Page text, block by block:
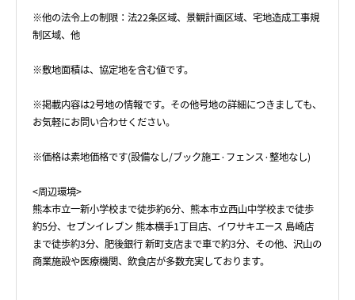
※他の法令上の制限：法22条区域、景観計画区域、宅地造成工事規
制区域、他
※敷地面積は、協定地を含む値です。
※掲載内容は2号地の情報です。その他号地の詳細につきましても、
お気軽にお問い合わせください。
※価格は素地価格です(設備なし/ブック施エ·フェンス·整地なし)
<周辺環境>
熊本市立一新小学校まで徒歩約6分、熊本市立西山中学校まで徒歩
約5分、セブンイレブン 熊本横手1丁目店、イワサキエース 島崎店
まで徒歩約3分、肥後銀行 新町支店まで車で約3分、その他、沢山の
商業施設や医療機関、飲食店が多数充実しております。